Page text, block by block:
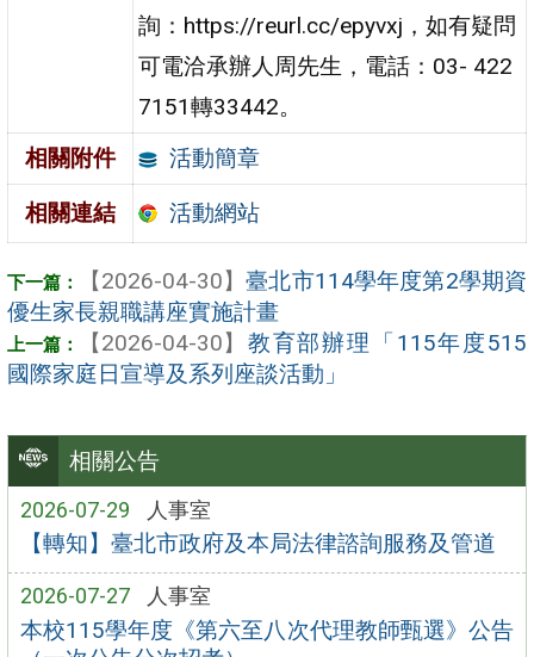
相關公告
2026-07-29 人事室
【轉知】臺北市政府及本局法律諮詢服務及管道
2026-07-27 人事室
本校115學年度《第六至八次代理教師甄選》公告
詢：https://reurl.cc/epyvxj，如有疑問
可電洽承辦人周先生，電話：03- 422
7151轉33442。
相關附件
活動簡章
相關連結 活動網站
【2026-04-30】 臺北市114學年度第2學期資
優生家長親職講座實施計畫
【2026-04-30】 教育部辦理「115年度515
國際家庭日宣導及系列座談活動」